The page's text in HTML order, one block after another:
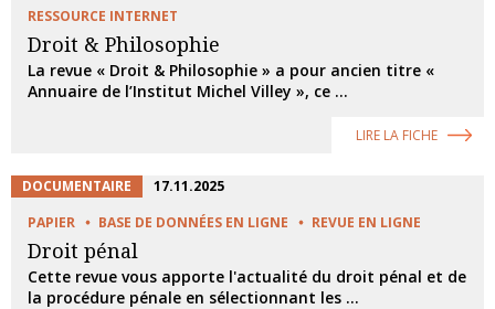
RESSOURCE INTERNET
Droit & Philosophie
La revue « Droit & Philosophie » a pour ancien titre «
Annuaire de l’Institut Michel Villey », ce ...
LIRE LA FICHE
DOCUMENTAIRE
17.11.2025
PAPIER
BASE DE DONNÉES EN LIGNE REVUE EN LIGNE
Droit pénal
Cette revue vous apporte l'actualité du droit pénal et de
la procédure pénale en sélectionnant les ...